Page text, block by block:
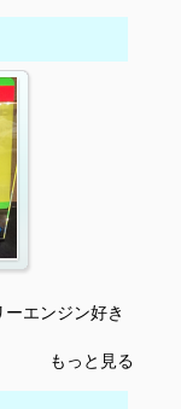
エンジン好き
もっと見る